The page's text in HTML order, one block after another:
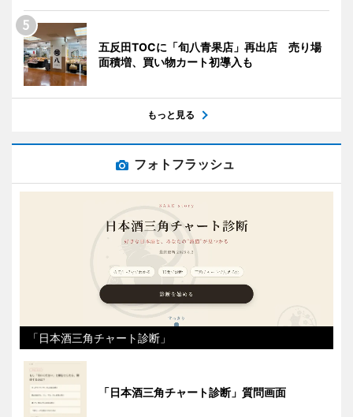
五反田TOCに「旬八青果店」再出店 売り場
面積増、買い物カート初導入も
もっと見る
フォトフラッシュ
「日本酒三角チャート診断」
「日本酒三角チャート診断」質問画面